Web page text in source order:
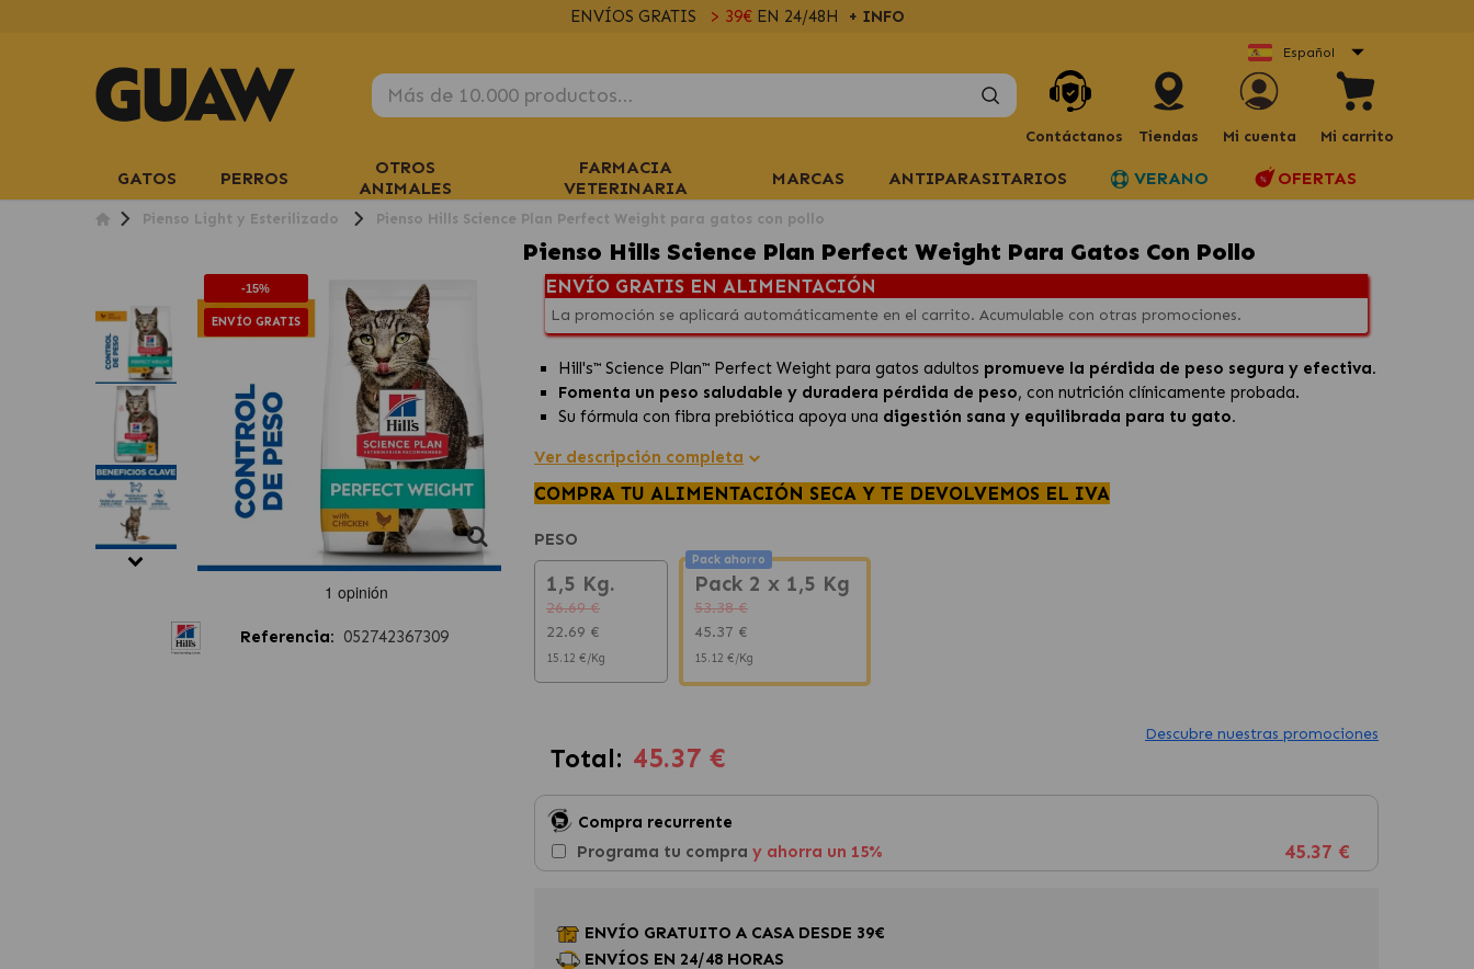
ENVÍOS GRATIS > 39€EN 24/48H + INFO
Español
Contáctanos Tiendas Mi cuenta Mi carrito
GATOS PERROS
OTROS
ANIMALES
FARMACIA
VETERINARIA
MARCAS ANTIPARASITARIOS VERANO OFERTAS
Pienso Light y Esterilizado Pienso Hills Science Plan Perfect Weight para gatos con pollo
Pienso Hills Science Plan Perfect Weight Para Gatos Con Pollo
-15%
ENVÍO GRATIS
Referencia: 052742367309
ENVÍO GRATIS EN ALIMENTACIÓN
La promoción se aplicará automáticamente en el carrito. Acumulable con otras promociones.
Hill's™ Science Plan™ Perfect Weight para gatos adultos promueve la pérdida de peso segura y efectiva.
Fomenta un peso saludable y duradera pérdida de peso, con nutrición clínicamente probada.
Su fórmula con fibra prebiótica apoya una digestión sana y equilibrada para tu gato.
Ver descripción completa
COMPRA TU ALIMENTACIÓN SECA Y TE DEVOLVEMOS EL IVA
PESO
1,5 Kg.
26.69 €
22.69 €
15.12 €/Kg
Pack ahorro
Pack 2 x 1,5 Kg
53.38 €
45.37 €
15.12 €/Kg
Descubre nuestras promociones
Total: 45.37 €
Compra recurrente
Programa tu compra y ahorra un 15% 45.37 €
ENVÍO GRATUITO A CASA DESDE 39€
ENVÍOS EN 24/48 HORAS